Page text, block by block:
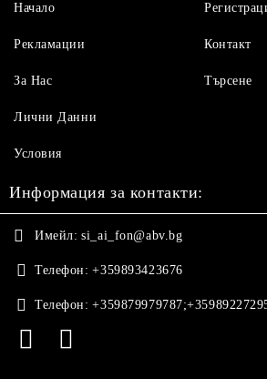
Начало
Рекламации
За Нас
Контакт
Търсене
Лични Данни
Условия
Информация за контакти:
Имейл: si_ai_fon@abv.bg
Телефон: +359893423676
Телефон: